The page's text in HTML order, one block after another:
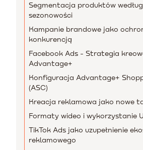
Segmentacja produktów
sezonowości
Kampanie brandowe jako
konkurencją
Facebook Ads - Strategia
Advantage+
Konfiguracja Advantage+
(ASC)
Kreacja reklamowa jako nowe
Formaty wideo i wykorzystanie
TikTok Ads jako uzupełnienie
reklamowego